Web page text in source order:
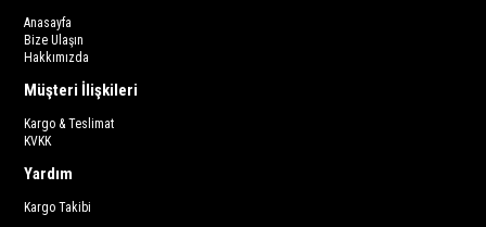
Anasayfa
Bize Ulaşın
Hakkımızda
Müşteri İlişkileri
Kargo & Teslimat
KVKK
Yardım
Kargo Takibi